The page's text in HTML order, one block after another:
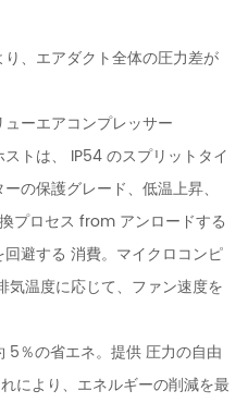
、エアダクト全体の圧力差が
ーエアコンプレッサー
トは、 IP54 のスプリットタイ
の保護グレード、低温上昇、
プロセス from アンロードする
避する 消費。マイクロコンピ
気温度に応じて、ファン速度を
5％の省エネ。提供 圧力の自由
により、エネルギーの削減を最